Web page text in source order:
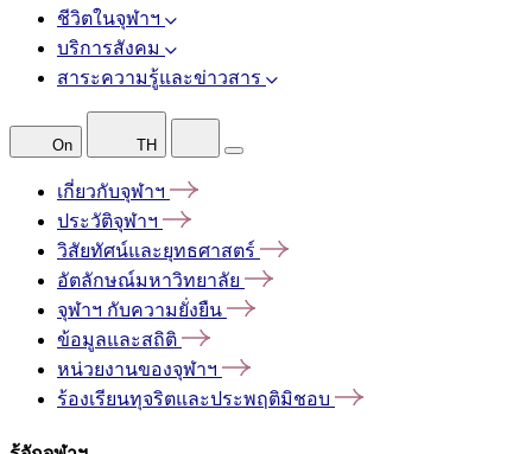
ชีวิตในจุฬาฯ
บริการสังคม
สาระความรู้และข่าวสาร
On TH
เกี่ยวกับจุฬาฯ
ประวัติจุฬาฯ
วิสัยทัศน์และยุทธศาสตร์
อัตลักษณ์มหาวิทยาลัย
จุฬาฯ กับความยั่งยืน
ข้อมูลและสถิติ
หน่วยงานของจุฬาฯ
ร้องเรียนทุจริตและประพฤติมิชอบ